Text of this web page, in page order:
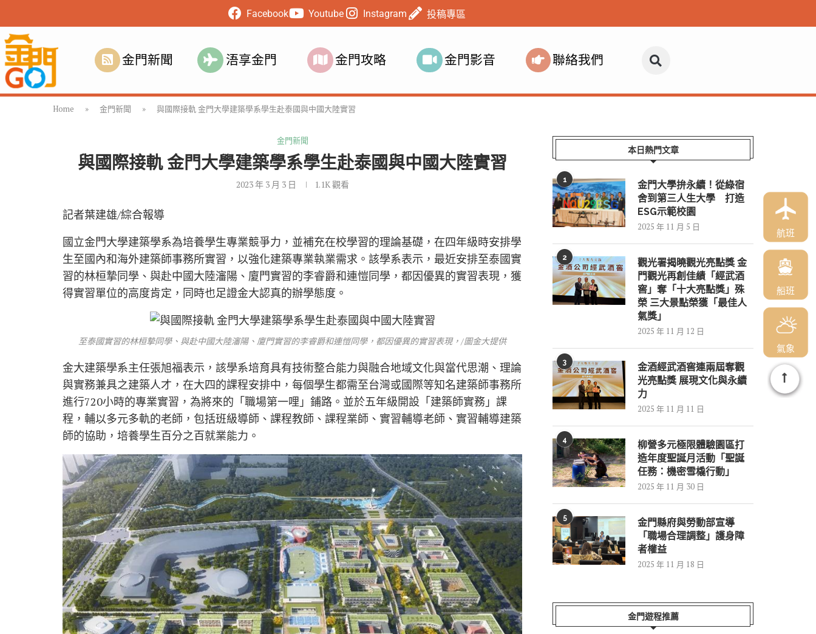
Facebook Youtube Instagram 投稿專區
金門新聞 浯享金門 金門攻略 金門影音 聯絡我們
Home » 金門新聞 » 與國際接軌 金門大學建築學系學生赴泰國與中國大陸實習
金門新聞
與國際接軌 金門大學建築學系學生赴泰國與中國大陸實習
2023 年 3 月 3 日 1.1K觀看
記者葉建雄/綜合報導
國立金門大學建築學系為培養學生專業競爭力，並補充在校學習的理論基礎，在四年級時安排學
生至國內和海外建築師事務所實習，以強化建築專業執業需求。該學系表示，最近安排至泰國實
習的林桓摯同學、與赴中國大陸瀋陽、廈門實習的李睿爵和連愷同學，都因優異的實習表現，獲
得實習單位的高度肯定，同時也足證金大認真的辦學態度。
至泰國實習的林桓摯同學、與赴中國大陸瀋陽、廈門實習的李睿爵和連愷同學，都因優異的實習表現，/圖金大提供
金大建築學系主任張旭福表示，該學系培育具有技術整合能力與融合地域文化與當代思潮、理論
與實務兼具之建築人才，在大四的課程安排中，每個學生都需至台灣或國際等知名建築師事務所
進行720小時的專業實習，為將來的「職場第一哩」鋪路。並於五年級開設「建築師實務」課
程，輔以多元多軌的老師，包括班級導師、課程教師、課程業師、實習輔導老師、實習輔導建築
師的協助，培養學生百分之百就業能力。
本日熱門文章
1
金門大學拚永續！從綠宿
舍到第三人生大學 打造
ESG示範校園
2025 年 11 月 5 日
2
觀光署揭曉觀光亮點獎 金
門觀光再創佳績「經武酒
窖」奪「十大亮點獎」殊
榮 三大景點榮獲「最佳人
氣獎」
2025 年 11 月 12 日
3
金酒經武酒窖連兩屆奪觀
光亮點獎 展現文化與永續
力
2025 年 11 月 11 日
4
柳營多元極限體驗園區打
造年度聖誕月活動「聖誕
任務：機密雪橇行動」
2025 年 11 月 30 日
5
金門縣府與勞動部宣導
「職場合理調整」護身障
者權益
2025 年 11 月 18 日
金門遊程推薦
航班
船班
氣象